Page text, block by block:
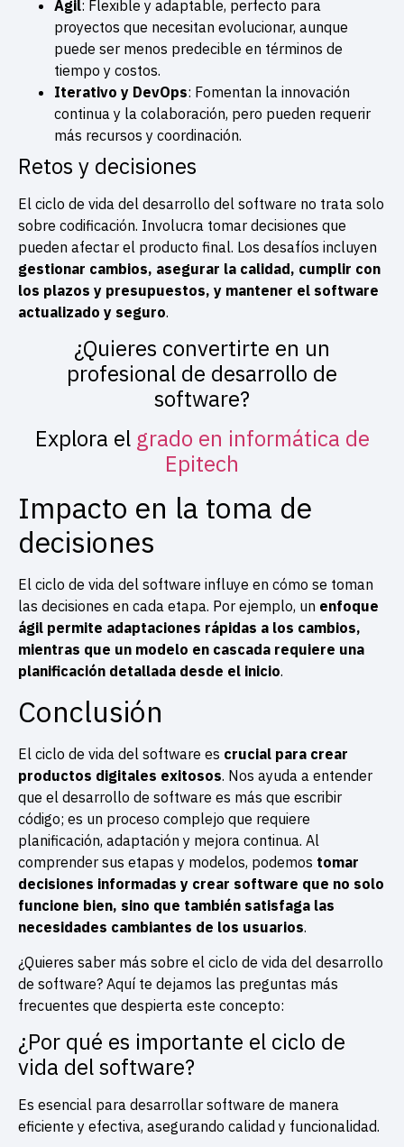
Ágil: Flexible y adaptable, perfecto para
proyectos que necesitan evolucionar, aunque
puede ser menos predecible en términos de
tiempo y costos.
Iterativo y DevOps: Fomentan la innovación
continua y la colaboración, pero pueden requerir
más recursos y coordinación.
Retos y decisiones
El ciclo de vida del desarrollo del software no trata solo
sobre codificación. Involucra tomar decisiones que
pueden afectar el producto final. Los desafíos incluyen
gestionar cambios, asegurar la calidad, cumplir con
los plazos y presupuestos, y mantener el software
actualizado y seguro.
¿Quieres convertirte en un
profesional de desarrollo de
software?
Explora el grado en informática de
Epitech
Impacto en la toma de
decisiones
El ciclo de vida del software influye en cómo se toman
las decisiones en cada etapa. Por ejemplo, un enfoque
ágil permite adaptaciones rápidas a los cambios,
mientras que un modelo en cascada requiere una
planificación detallada desde el inicio.
Conclusión
El ciclo de vida del software es crucial para crear
productos digitales exitosos. Nos ayuda a entender
que el desarrollo de software es más que escribir
código; es un proceso complejo que requiere
planificación, adaptación y mejora continua. Al
comprender sus etapas y modelos, podemos tomar
decisiones informadas y crear software que no solo
funcione bien, sino que también satisfaga las
necesidades cambiantes de los usuarios.
¿Quieres saber más sobre el ciclo de vida del desarrollo
de software? Aquí te dejamos las preguntas más
frecuentes que despierta este concepto:
¿Por qué es importante el ciclo de
vida del software?
Es esencial para desarrollar software de manera
eficiente y efectiva, asegurando calidad y funcionalidad.